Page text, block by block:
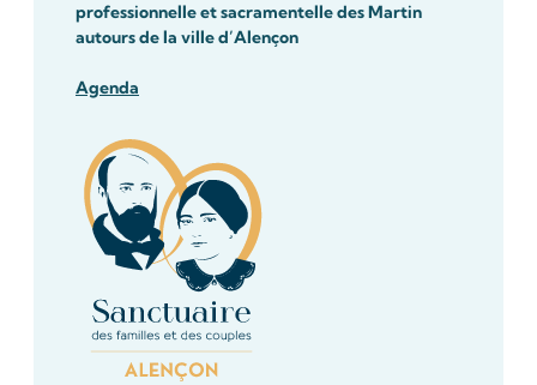
professionnelle et sacramentelle des Martin
autours de la ville d’Alençon
Agenda